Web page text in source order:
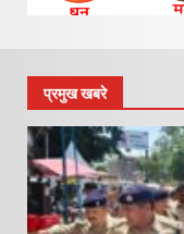
प्रमुख खबरे